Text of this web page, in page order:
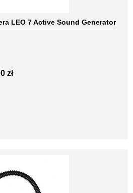
LEO 7 Active Sound Generator
zł